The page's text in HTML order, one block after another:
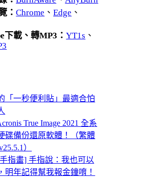
：Chrome 、Edge 、
下載、轉MP3：YT1s 、
「一秒便利貼」最適合怕
True Image 2021 全系
碟備份還原軟體！（繁體
）
指畫] 手指說：我也可以
明年記得幫我報金鐘唷！